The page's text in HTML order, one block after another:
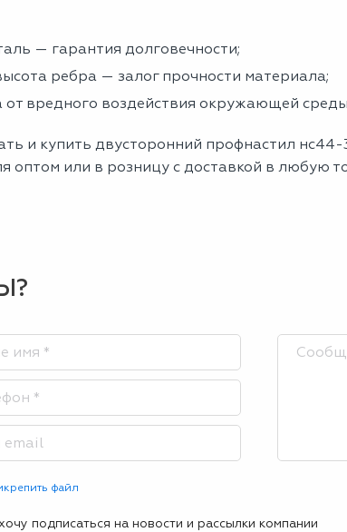
— гарантия долговечности;
ребра — залог прочности материала;
вредного воздействия окружающей
и купить двусторонний профнастил
оптом или в розницу с доставкой в любую
файл
подписаться на новости и рассылки компании